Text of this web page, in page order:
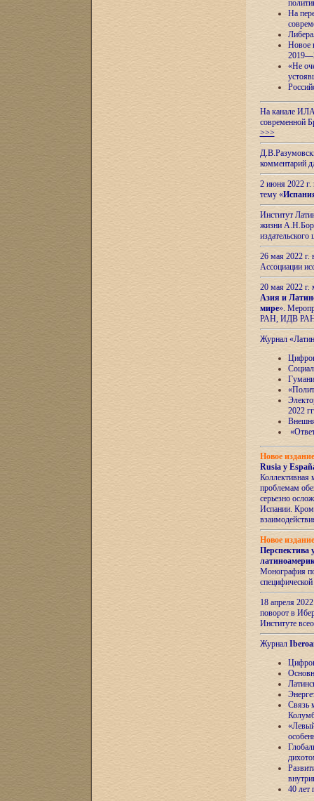
На
Новое
«Не
На канале ИЛА
современной
>>>
комментарий
2 июня 2022 г.
тему «
Институт
жизни
26 мая 2022
Ассоциации
20 мая 2022
Азия и
мире».
РАН, ИДВ
Журнал
2022
Новое
Rusia y
Коллективная
проблемам
серьезно
Испании.
Новое
Перспектива
Монография
18 апреля
поворот в
Институте
Журнал
Связь
40 лет